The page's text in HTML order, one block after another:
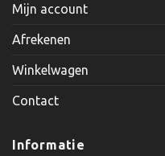
Mijn account
Afrekenen
Winkelwagen
Contact
Informatie